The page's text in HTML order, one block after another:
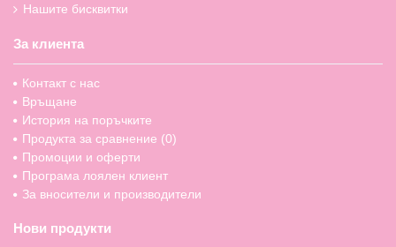
Нашите бисквитки
За клиента
Контакт с нас
Връщане
История на поръчките
Продукта за сравнение (0)
Промоции и оферти
Програма лоялен клиент
За вносители и производители
Нови продукти